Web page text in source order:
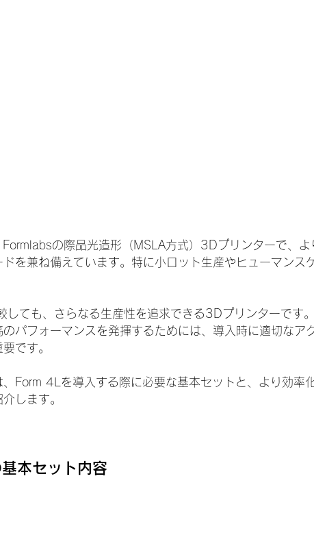
の際品光造形（MSLA方式）3Dプリンターで、よ
ドを兼ね備えています。特に小ロット生産やヒューマンス
しても、さらなる生産性を追求できる3Dプリンターです。
のパフォーマンスを発揮するためには、導入時に適切なア
です。
、Form 4Lを導入する際に必要な基本セットと、より効率
します。
本セット内容